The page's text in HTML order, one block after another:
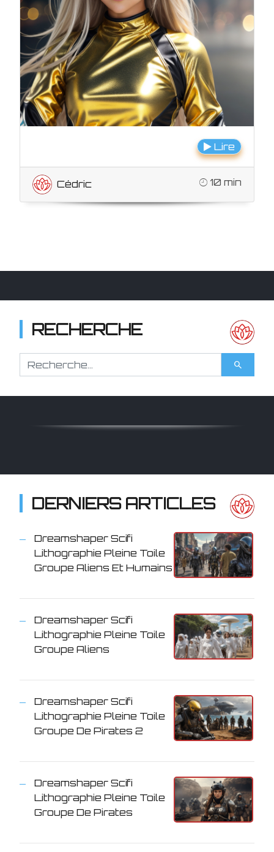
Lire
Cédric 10 min
RECHERCHE
DERNIERS ARTICLES
Dreamshaper Scifi
Lithographie Pleine Toile
Groupe Aliens Et Humains
Dreamshaper Scifi
Lithographie Pleine Toile
Groupe Aliens
Dreamshaper Scifi
Lithographie Pleine Toile
Groupe De Pirates 2
Dreamshaper Scifi
Lithographie Pleine Toile
Groupe De Pirates